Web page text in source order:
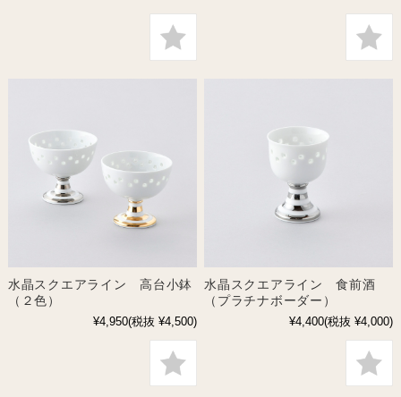
水晶スクエアライン 高台小鉢
（２色）
¥4,950(税抜 ¥4,500)
水晶スクエアライン 食前酒
（プラチナボーダー）
¥4,400(税抜 ¥4,000)